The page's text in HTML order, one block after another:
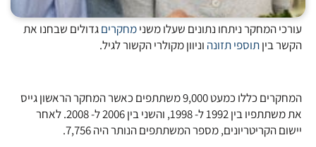
עורכי המחקר ניתחו נתונים שעלו משנימחקריםגדולים שבחנו את
הקשר ביןתוספי תזונה וניוון מקולרי הקשור לגיל.
המחקרים כללו כמעט 9,000 משתתפים כאשר המחקר הראשון גייס
את משתתפיו בין 1992 ל- 1998, והשני בין 2006 ל- 2008. לאחר
יישום הקריטריונים, מספר המשתתפים הנותר היה 7,756.